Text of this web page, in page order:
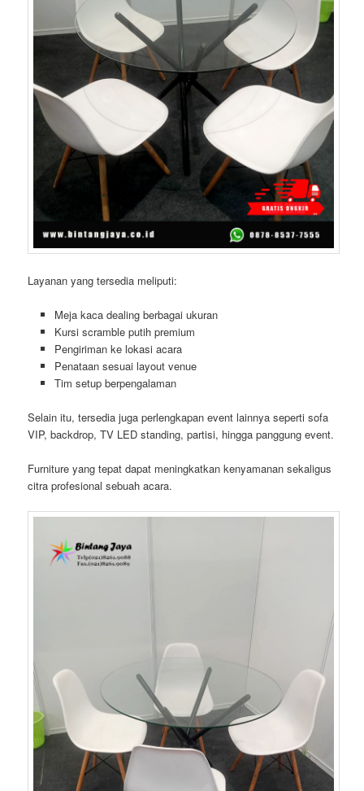
Layanan yang tersedia meliputi:
Meja kaca dealing berbagai ukuran
Kursi scramble putih premium
Pengiriman ke lokasi acara
Penataan sesuai layout venue
Tim setup berpengalaman
Selain itu, tersedia juga perlengkapan event lainnya seperti sofa
VIP, backdrop, TV LED standing, partisi, hingga panggung event.
Furniture yang tepat dapat meningkatkan kenyamanan sekaligus
citra profesional sebuah acara.